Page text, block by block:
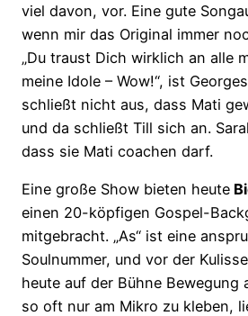
viel davon, vor. Eine gute
wenn mir das Original immer
„Du traust Dich wirklich an alle
meine Idole – Wow!“, ist
schließt nicht aus, dass Mati
und da schließt Till sich an.
dass sie Mati coachen darf.
Eine große Show bieten heute
einen 20-köpfigen Gospel-
mitgebracht. „As“ ist eine
Soulnummer, und vor der
heute auf der Bühne Bewegung
so oft nur am Mikro zu kleben,